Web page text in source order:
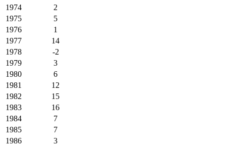
1974
2
1975
5
1976
1
1977
14
1978
-2
1979
3
1980
6
1981
12
1982
15
1983
16
1984
7
1985
7
1986
3